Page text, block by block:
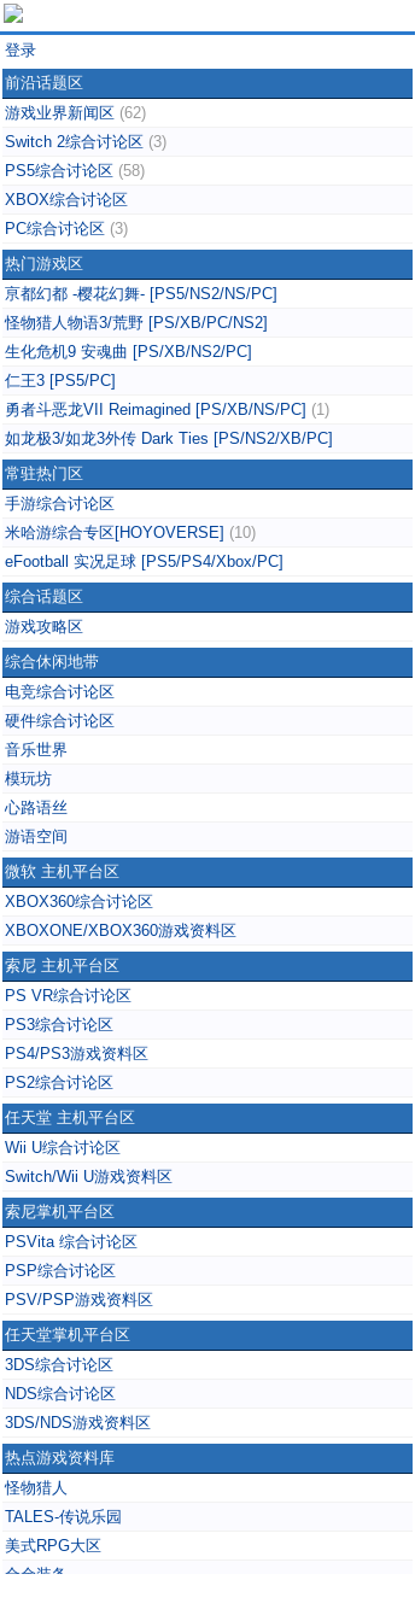
登录
前沿话题区
游戏业界新闻区 (62)
Switch 2综合讨论区 (3)
PS5综合讨论区 (58)
XBOX综合讨论区
PC综合讨论区 (3)
热门游戏区
亰都幻都 -樱花幻舞- [PS5/NS2/NS/PC]
怪物猎人物语3/荒野 [PS/XB/PC/NS2]
生化危机9 安魂曲 [PS/XB/NS2/PC]
仁王3 [PS5/PC]
勇者斗恶龙VII Reimagined [PS/XB/NS/PC] (1)
如龙极3/如龙3外传 Dark Ties [PS/NS2/XB/PC]
常驻热门区
手游综合讨论区
米哈游综合专区[HOYOVERSE] (10)
eFootball 实况足球 [PS5/PS4/Xbox/PC]
综合话题区
游戏攻略区
综合休闲地带
电竞综合讨论区
硬件综合讨论区
音乐世界
模玩坊
心路语丝
游语空间
微软 主机平台区
XBOX360综合讨论区
XBOXONE/XBOX360游戏资料区
索尼 主机平台区
PS VR综合讨论区
PS3综合讨论区
PS4/PS3游戏资料区
PS2综合讨论区
任天堂 主机平台区
Wii U综合讨论区
Switch/Wii U游戏资料区
索尼掌机平台区
PSVita 综合讨论区
PSP综合讨论区
PSV/PSP游戏资料区
任天堂掌机平台区
3DS综合讨论区
NDS综合讨论区
3DS/NDS游戏资料区
热点游戏资料库
怪物猎人
TALES-传说乐园
美式RPG大区
合金装备